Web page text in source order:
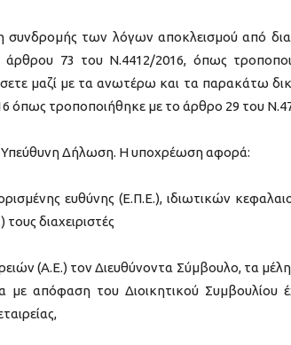
συνδρομής των λόγων αποκλεισμού από
73 του Ν.4412/2016, όπως
μαζί με τα ανωτέρω και τα παρακάτω
όπως τροποποιήθηκε με το άρθρο 29 του
Δήλωση. Η υποχρέωση αφορά:
ευθύνης (Ε.Π.Ε.), ιδιωτικών
διαχειριστές
(Α.Ε.) τον Διευθύνοντα Σύμβουλο, τα
απόφαση του Διοικητικού Συμβουλίου